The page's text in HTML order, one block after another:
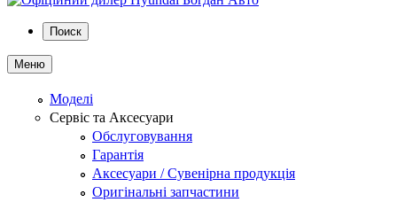
Поиск
Меню
Моделі
Сервіс та Аксесуари
Обслуговування
Гарантія
Аксесуари / Сувенірна продукція
Оригінальні запчастини